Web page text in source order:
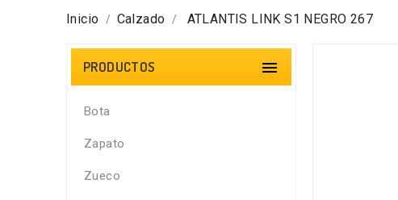
Inicio Calzado ATLANTIS LINK S1 NEGRO 267
PRODUCTOS 
Bota
Zapato
Zueco